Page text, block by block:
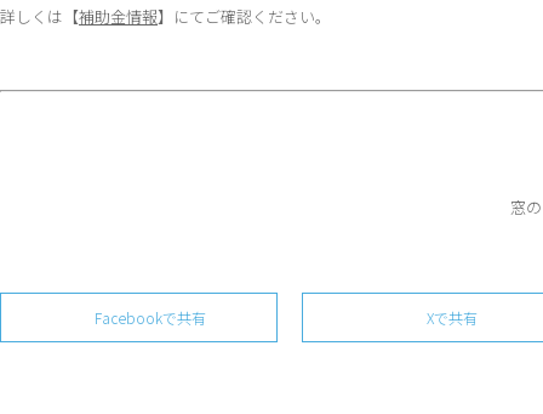
詳しくは【補助金情報】にてご確認ください。
窓
Facebookで共有 Xで共有